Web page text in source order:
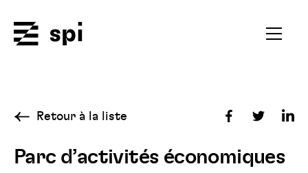
Ouvrir
Retour à la liste
Partager
Facebook
Twitter
Parc d’activités économiques